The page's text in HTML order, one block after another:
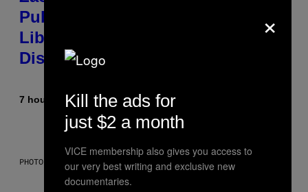
Publicly Owned Music Streaming
Library Built on Spotify’s
Dismantled Bones
7 hours agoBy Lauren Boisvert
PHOTO ILLUSTRATION BY IAN WALDIE/GETTY IMAGES
×
Kill the ads for
just $2 a month
VICE membership also gives you access to
our very best writing and exclusive new
documentaries.